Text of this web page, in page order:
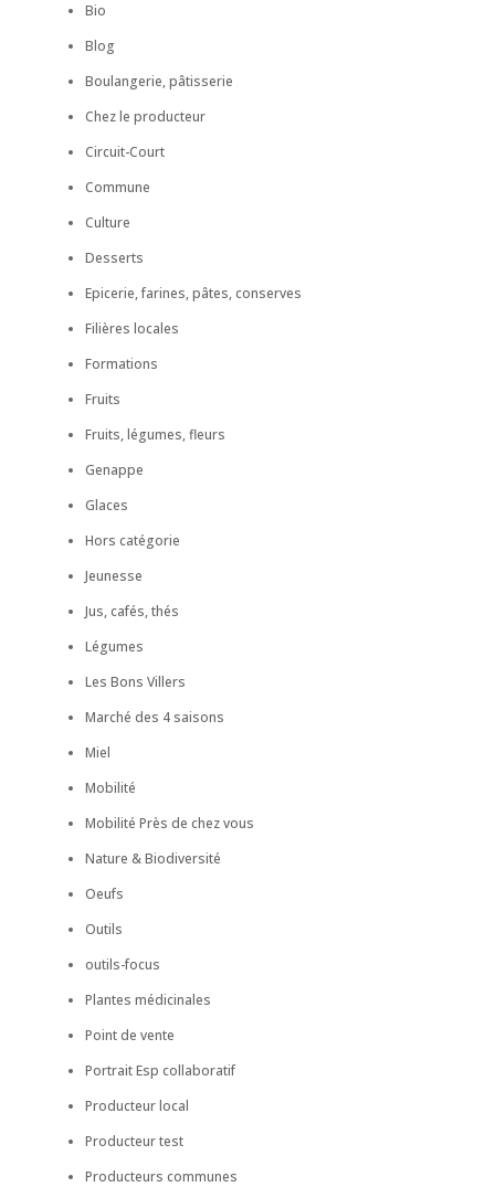
Bio
Blog
Boulangerie, pâtisserie
Chez le producteur
Circuit-Court
Commune
Culture
Desserts
Epicerie, farines, pâtes, conserves
Filières locales
Formations
Fruits
Fruits, légumes, fleurs
Genappe
Glaces
Hors catégorie
Jeunesse
Jus, cafés, thés
Légumes
Les Bons Villers
Marché des 4 saisons
Miel
Mobilité
Mobilité Près de chez vous
Nature & Biodiversité
Oeufs
Outils
outils-focus
Plantes médicinales
Point de vente
Portrait Esp collaboratif
Producteur local
Producteur test
Producteurs communes